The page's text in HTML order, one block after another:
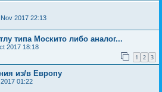
2017 22:13
типа Москито либо аналог...
2017 18:18
1 2 3
из/в Европу
01:22